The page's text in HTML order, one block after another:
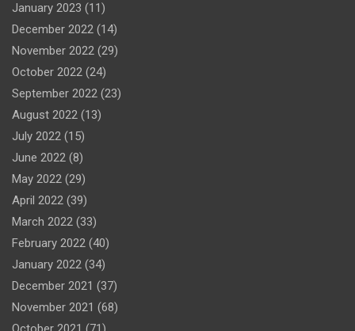
January 2023 (11)
December 2022 (14)
November 2022 (29)
October 2022 (24)
September 2022 (23)
August 2022 (13)
July 2022 (15)
June 2022 (8)
May 2022 (29)
April 2022 (39)
March 2022 (33)
February 2022 (40)
January 2022 (34)
December 2021 (37)
November 2021 (68)